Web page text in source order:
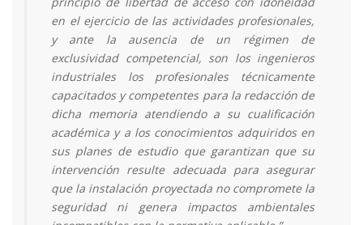
en el ejercicio de las actividades profesionales,
y ante la ausencia de un régimen de
exclusividad competencial, son los ingenieros
industriales los profesionales técnicamente
capacitados y competentes para la redacción de
dicha memoria atendiendo a su cualificación
académica y a los conocimientos adquiridos en
sus planes de estudio que garantizan que su
intervención resulte adecuada para asegurar
que la instalación proyectada no compromete la
seguridad ni genera impactos ambientales